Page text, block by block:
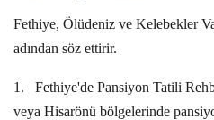
Fethiye, Ölüdeniz ve Kelebekler
adından söz ettirir.
1. Fethiye'de Pansiyon Tatili
veya Hisarönü bölgelerinde